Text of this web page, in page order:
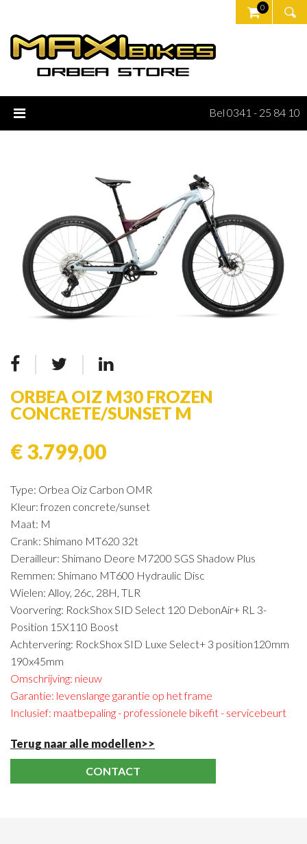
0
Bel 0341 - 25 84 10
ORBEA OIZ M30 FROZEN
CONCRETE/SUNSET M
€ 3.799,00
Type: Orbea Oiz Carbon OMR
Kleur: frozen concrete/sunset
Maat: M
Crank: Shimano MT620 32t
Derailleur: Shimano Deore M7200 SGS Shadow Plus
Remmen: Shimano MT600 Hydraulic Disc
Wielen: Alloy, 26c, 28H, TLR
Voorvering: RockShox SID Select 120 DebonAir+ RL 3-
Position 15X110 Boost
Achtervering: RockShox SID Luxe Select+ 3 position120mm
190x45mm
Omschrijving: nieuw
Garantie: levenslange garantie op het frame
Inclusief: maatbepaling - professionele bikefit - servicebeurt
Terug naar alle modellen>>
CONTACT